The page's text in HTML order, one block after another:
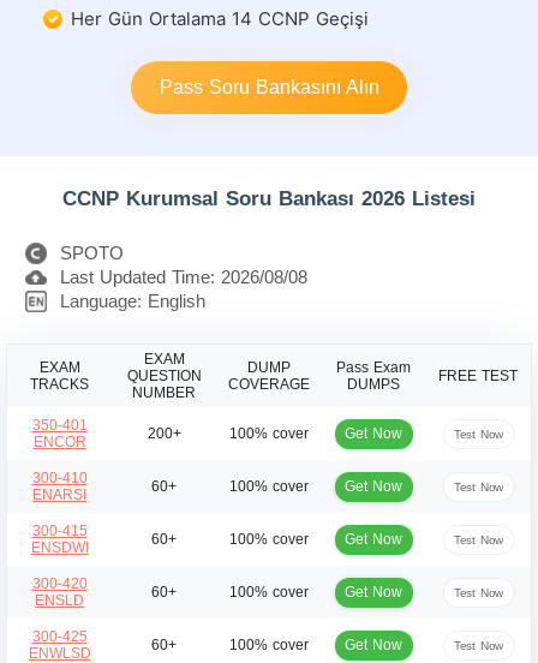
Her Gün Ortalama 14 CCNP Geçişi
Pass Soru Bankasını Alın
CCNP Kurumsal Soru Bankası 2026 Listesi
SPOTO
Last Updated Time: 2026/08/08
Language: English
EXAM
TRACKS
EXAM
QUESTION
NUMBER
DUMP
COVERAGE
Pass Exam
DUMPS
FREE TEST
350-401
ENCOR
200+ 100% cover Get Now Test Now
300-410
ENARSI
60+ 100% cover Get Now Test Now
300-415
ENSDWI
60+ 100% cover Get Now Test Now
300-420
ENSLD
60+ 100% cover Get Now Test Now
300-425
ENWLSD
60+ 100% cover Get Now Test Now